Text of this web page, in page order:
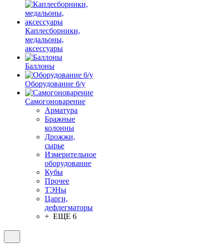
Каплесборники,
медальоны,
аксессуары
Баллоны
Оборудование б/у
Самогоноварение
Арматура
Бражные
колонны
Дрожжи,
сырье
Измерительное
оборудование
Кубы
Прочее
ТЭНы
Царги,
дефлегматоры
+ ЕЩЕ 6